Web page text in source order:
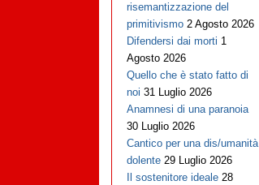
risemantizzazione del
primitivismo 2 Agosto 2026
Difendersi dai morti 1
Agosto 2026
Quello che è stato fatto di
noi 31 Luglio 2026
Anamnesi di una paranoia
30 Luglio 2026
Cantico per una dis/umanità
dolente 29 Luglio 2026
Il sostenitore ideale 28